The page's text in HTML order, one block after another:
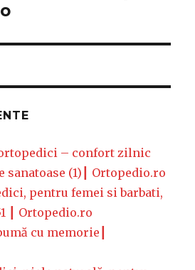
ortopedici – confort zilnic
(1)┃ Ortopedio.ro
pentru femei si barbati,
┃ Ortopedio.ro
cu memorie┃